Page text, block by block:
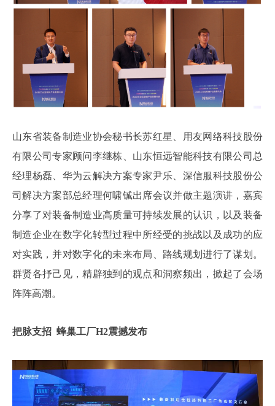
山东省装备制造业协会秘书长苏红星、用友网络科技股份
有限公司专家顾问李继栋、山东恒远智能科技有限公司总
经理杨磊、华为云解决方案专家尹乐、深信服科技股份公
司解决方案部总经理何啸铖出席会议并做主题演讲，嘉宾
分享了对装备制造业高质量可持续发展的认识，以及装备
制造企业在数字化转型过程中所经受的挑战以及成功的应
对实践，并对数字化的未来布局、路线规划进行了谋划。
群贤各抒己见，精辟独到的观点和洞察频出，掀起了会场
阵阵高潮。
把脉支招 蜂巢工厂H2震撼发布